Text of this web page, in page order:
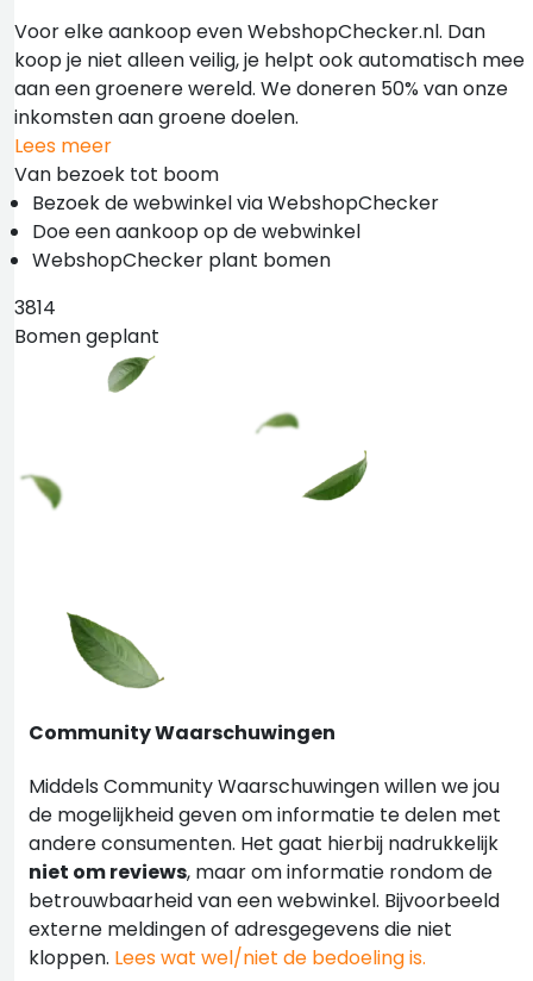
Voor elke aankoop even WebshopChecker.nl. Dan
koop je niet alleen veilig, je helpt ook automatisch mee
aan een groenere wereld. We doneren 50% van onze
inkomsten aan groene doelen.
Lees meer
Van bezoek tot boom
Bezoek de webwinkel via WebshopChecker
Doe een aankoop op de webwinkel
WebshopChecker plant bomen
3814
Bomen geplant
Community Waarschuwingen
Middels Community Waarschuwingen willen we jou
de mogelijkheid geven om informatie te delen met
andere consumenten. Het gaat hierbij nadrukkelijk
niet om reviews, maar om informatie rondom de
betrouwbaarheid van een webwinkel. Bijvoorbeeld
externe meldingen of adresgegevens die niet
kloppen. Lees wat wel/niet de bedoeling is.